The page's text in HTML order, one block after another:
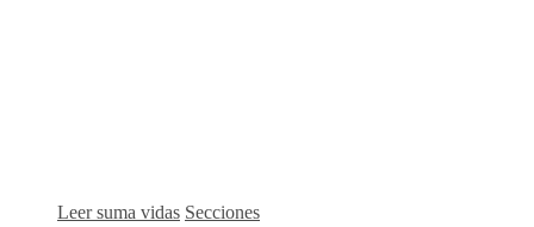
Leer suma vidas Secciones